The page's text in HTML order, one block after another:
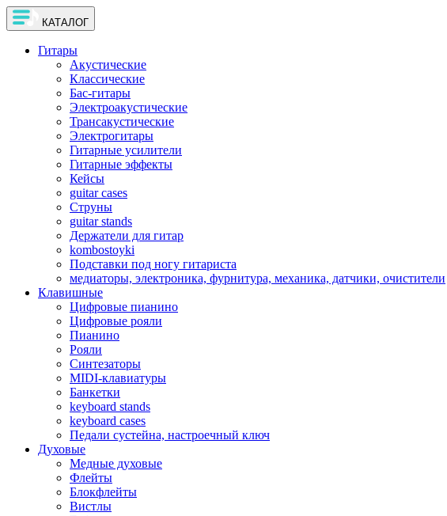
КАТАЛОГ
Гитары
Акустические
Классические
Бас-гитары
Электроакустические
Трансакустические
Электрогитары
Гитарные усилители
Гитарные эффекты
Кейсы
guitar cases
Струны
guitar stands
Держатели для гитар
kombostoyki
Подставки под ногу гитариста
медиаторы, электроника, фурнитура, механика, датчики, очистители
Клавишные
Цифровые пианино
Цифровые рояли
Пианино
Рояли
Синтезаторы
MIDI-клавиатуры
Банкетки
keyboard stands
keyboard cases
Педали сустейна, настроечный ключ
Духовые
Медные духовые
Флейты
Блокфлейты
Вистлы